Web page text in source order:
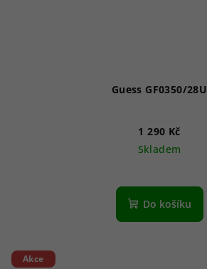
Guess GF0350/28U
1 290 Kč
Skladem
Do košíku
Akce